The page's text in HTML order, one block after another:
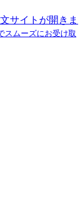
サイトが開きま
スムーズにお受け取